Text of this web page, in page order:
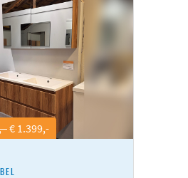
€ 1.399,-